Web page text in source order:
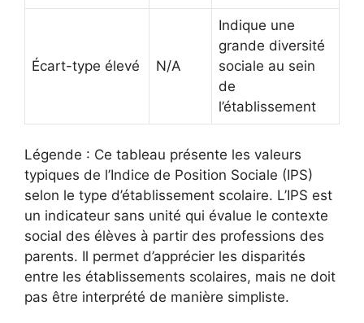
Écart-type élevé N/A
Indique une
grande diversité
sociale au sein
de
l’établissement
Légende : Ce tableau présente les valeurs
typiques de l’Indice de Position Sociale (IPS)
selon le type d’établissement scolaire. L’IPS est
un indicateur sans unité qui évalue le contexte
social des élèves à partir des professions des
parents. Il permet d’apprécier les disparités
entre les établissements scolaires, mais ne doit
pas être interprété de manière simpliste.